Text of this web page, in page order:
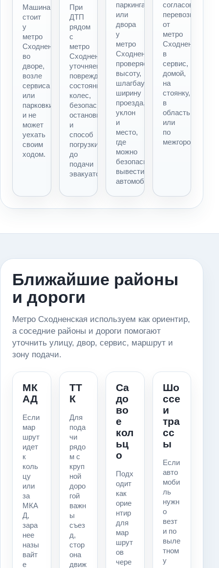
Машина
стоит
у
метро
Сходненская,
во
дворе,
возле
сервиса
или
парковки
и не
может
уехать
своим
ходом.
При
ДТП
рядом
с
метро
Сходненская
уточняем
повреждения,
состояние
колес,
безопасность
остановки
и
способ
погрузки
до
подачи
эвакуатора.
паркинга
или
двора
у
метро
Сходненская
проверяем
высоту,
шлагбаум,
ширину
проезда,
уклон
и
место,
где
можно
безопасно
вывести
автомобиль.
согласовать
перевозку
от
метро
Сходненская
в
сервис,
домой,
на
стоянку,
в
область
или
по
межгороду.
Ближайшие районы
и дороги
Метро Сходненская используем как ориентир,
а соседние районы и дороги помогают
уточнить улицу, двор, сервис, маршрут и
зону подачи.
МК
АД
Если
мар
шрут
идет
к
коль
цу
или
за
МКА
Д,
зара
нее
назы
вайт
е
ТТ
К
Для
пода
чи
рядо
м с
круп
ной
доро
гой
важн
ы
съез
д,
стор
она
движ
Са
до
во
е
кол
ьц
о
Подх
одит
как
орие
нтир
для
мар
шрут
ов
чере
Шо
ссе
и
тра
сс
ы
Если
авто
моби
ль
нужн
о
везт
и по
выле
тном
у